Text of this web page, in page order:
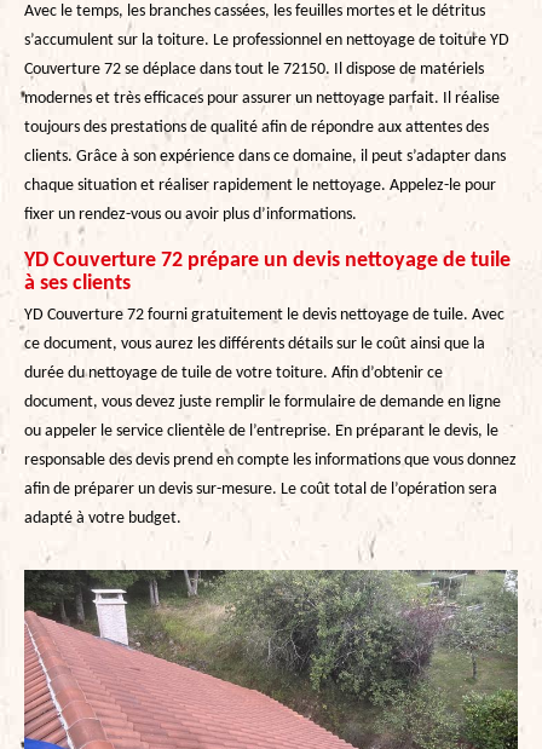
Avec le temps, les branches cassées, les feuilles mortes et le détritus
s’accumulent sur la toiture. Le professionnel en nettoyage de toiture YD
Couverture 72 se déplace dans tout le 72150. Il dispose de matériels
modernes et très efficaces pour assurer un nettoyage parfait. Il réalise
toujours des prestations de qualité afin de répondre aux attentes des
clients. Grâce à son expérience dans ce domaine, il peut s’adapter dans
chaque situation et réaliser rapidement le nettoyage. Appelez-le pour
fixer un rendez-vous ou avoir plus d’informations.
YD Couverture 72 prépare un devis nettoyage de tuile
à ses clients
YD Couverture 72 fourni gratuitement le devis nettoyage de tuile. Avec
ce document, vous aurez les différents détails sur le coût ainsi que la
durée du nettoyage de tuile de votre toiture. Afin d’obtenir ce
document, vous devez juste remplir le formulaire de demande en ligne
ou appeler le service clientèle de l’entreprise. En préparant le devis, le
responsable des devis prend en compte les informations que vous donnez
afin de préparer un devis sur-mesure. Le coût total de l’opération sera
adapté à votre budget.